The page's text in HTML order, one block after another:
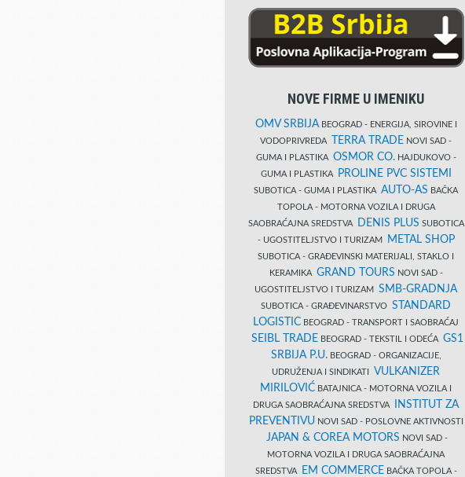
NOVE FIRME U IMENIKU
OMV SRBIJABEOGRAD - ENERGIJA, SIROVINE I
VODOPRIVREDA
TERRA TRADE NOVI SAD -
GUMA I PLASTIKA OSMOR CO.HAJDUKOVO -
GUMA I PLASTIKA
PROLINE PVC SISTEMI
SUBOTICA - GUMA I PLASTIKA AUTO-AS BAČKA
TOPOLA - MOTORNA VOZILA I DRUGA
SAOBRAĆAJNA SREDSTVA
DENIS PLUS SUBOTICA
- UGOSTITELJSTVO I TURIZAM
METAL SHOP
SUBOTICA - GRAĐEVINSKI MATERIJALI, STAKLO I
KERAMIKA GRAND TOURS NOVI SAD -
UGOSTITELJSTVO I TURIZAM SMB-GRADNJA
SUBOTICA - GRAĐEVINARSTVO STANDARD
LOGISTIC BEOGRAD - TRANSPORT I SAOBRAĆAJ
SEIBL TRADE BEOGRAD - TEKSTIL I ODEĆA GS1
SRBIJA P.U.BEOGRAD - ORGANIZACIJE,
UDRUŽENJA I SINDIKATI VULKANIZER
MIRILOVIĆ BATAJNICA - MOTORNA VOZILA I
DRUGA SAOBRAĆAJNA SREDSTVA
INSTITUT ZA
PREVENTIVUNOVI SAD - POSLOVNE AKTIVNOSTI
JAPAN & COREA MOTORS NOVI SAD -
MOTORNA VOZILA I DRUGA SAOBRAĆAJNA
SREDSTVA
EM COMMERCE BAČKA TOPOLA -